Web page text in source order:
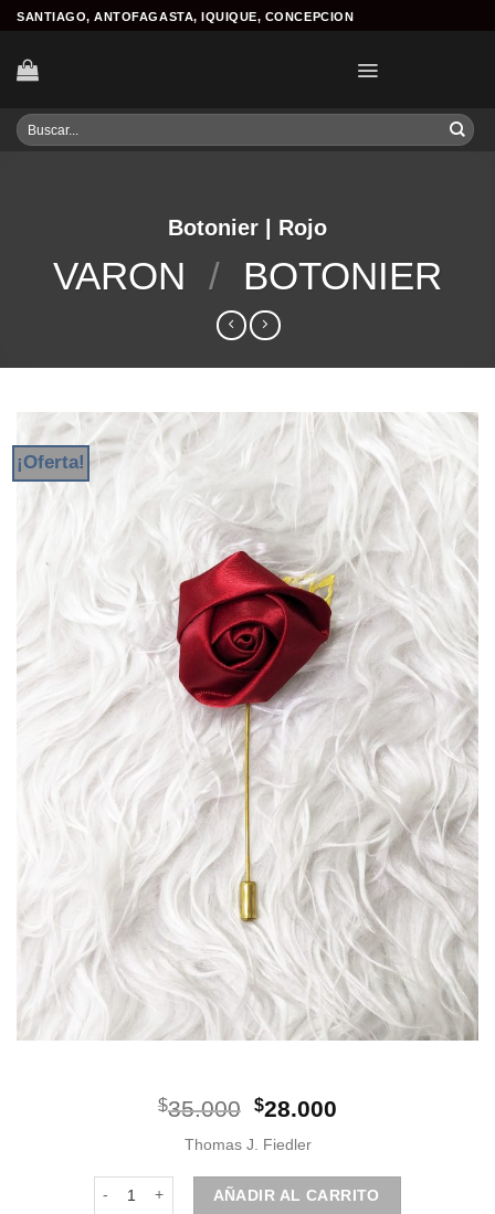
Skip
content
SANTIAGO, ANTOFAGASTA, IQUIQUE, CONCEPCION
Buscar
por:
Botonier | Rojo
VARON / BOTONIER
¡Oferta!
$35.000 El
original
era:
$35.000.
$28.000
es:
$28.000.
Thomas J. Fiedler
Botonier | Rojo cantidad
AÑADIR AL CARRITO